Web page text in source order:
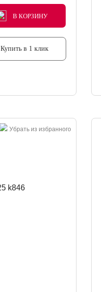
В КОРЗИНУ
В КОРЗИНУ
В КОРЗИНУ
Купить в 1 клик
Убрать из избранного